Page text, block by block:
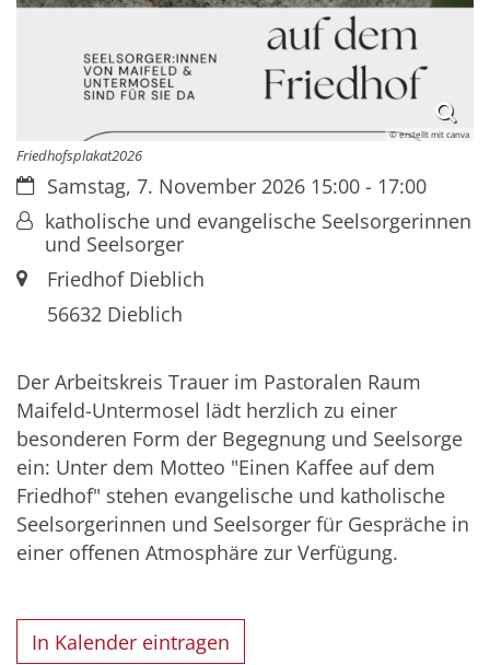
© erstellt mit canva
Friedhofsplakat2026
Datum:Samstag, 7. November 2026 15:00 - 17:00
Von:katholische und evangelische Seelsorgerinnen
und Seelsorger
Ort:Friedhof Dieblich
56632 Dieblich
Der Arbeitskreis Trauer im Pastoralen Raum
Maifeld-Untermosel lädt herzlich zu einer
besonderen Form der Begegnung und Seelsorge
ein: Unter dem Motteo "Einen Kaffee auf dem
Friedhof" stehen evangelische und katholische
Seelsorgerinnen und Seelsorger für Gespräche in
einer offenen Atmosphäre zur Verfügung.
In Kalender eintragen